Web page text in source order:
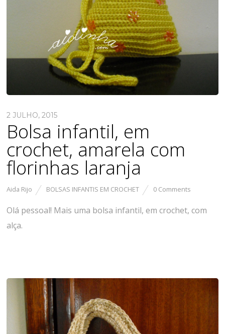
2 JULHO, 2015
Bolsa infantil, em
crochet, amarela com
florinhas laranja
Aida Rijo BOLSAS INFANTIS EM CROCHET 0 Comments
Olá pessoal! Mais uma bolsa infantil, em crochet, com
alça.